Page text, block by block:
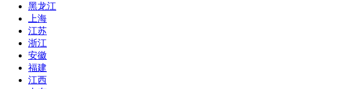
黑龙江
上海
江苏
浙江
安徽
福建
江西